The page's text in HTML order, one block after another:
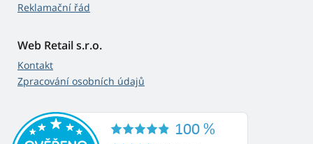
Reklamační řád
Web Retail s.r.o.
Kontakt
Zpracování osobních údajů